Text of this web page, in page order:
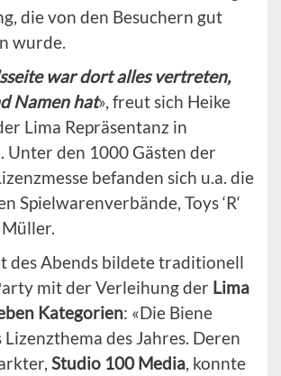
die von den Besuchern gut
wurde.
war dort alles vertreten,
Namen hat», freut sich Heike
Lima Repräsentanz in
Unter den 1000 Gästen der
befanden sich u.a. die
Spielwarenverbände, Toys ‘R‘
des Abends bildete traditionell
mit der Verleihung der Lima
Kategorien: «Die Biene
Lizenzthema des Jahres. Deren
Studio 100 Media , konnte